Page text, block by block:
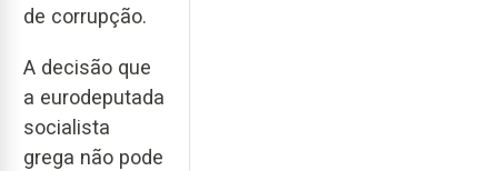
de corrupção.
A decisão que
a eurodeputada
socialista
grega não pode